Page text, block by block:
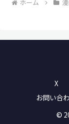
ホーム
X
お問い合
©